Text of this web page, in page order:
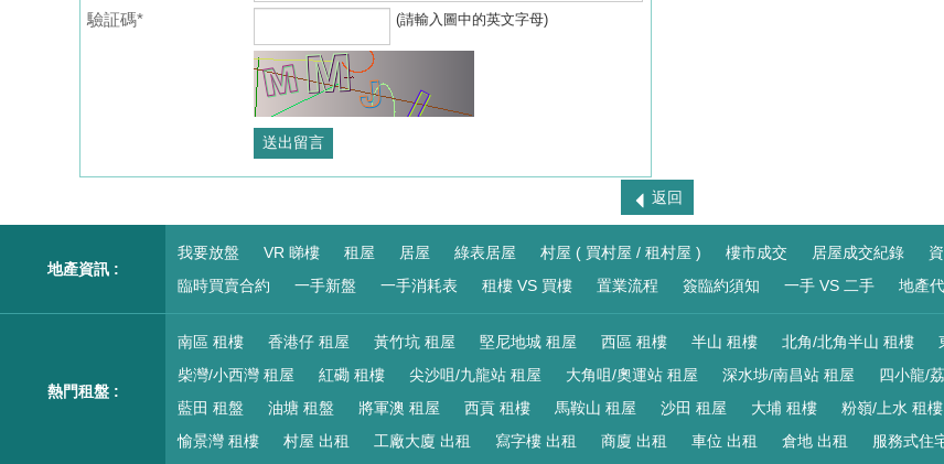
驗証碼* (請輸入圖中的英文字母)
返回
地產資訊 :
我要放盤 VR 睇樓 租屋 居屋 綠表居屋 村屋 ( 買村屋 / 租村屋 ) 樓市成交 居屋成交紀錄
臨時買賣合約
一手新盤 一手消耗表 租樓 VS 買樓 置業流程 簽臨約須知 一手 VS 二手 地產
熱門租盤 :
南區 租樓 香港仔 租屋 黃竹坑 租屋 堅尼地城 租屋 西區 租樓 半山 租樓 北角/北角半山 租樓
柴灣/小西灣 租屋
紅磡 租樓 尖沙咀/九龍站 租屋 大角咀/奧運站 租屋 深水埗/南昌站 租屋 四小龍/
藍田 租盤
油塘 租盤 將軍澳 租屋 西貢 租樓 馬鞍山 租屋 沙田 租屋 大埔 租樓 粉嶺/上水 租樓
愉景灣 租樓
村屋 出租 工廠大廈 出租 寫字樓 出租 商廈 出租 車位 出租 倉地 出租 服務式住